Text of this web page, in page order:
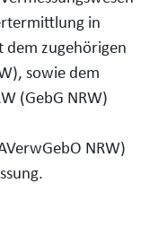
in
dem zugehörigen
sowie dem
(GebG NRW)
NRW)